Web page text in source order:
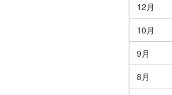
12月
10月
9月
8月